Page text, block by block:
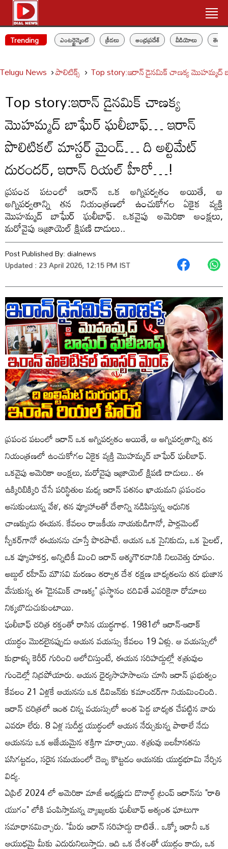
Trending ఎంటర్టైన్మెంట్ క్రీడలు ఆంధ్రప్రదేశ్ వీడియోలు
Telugu News పాలిటిక్స్‌ Top story:ఇరాన్ డైనమిక్ చాణక్య
Top story:ఇరాన్ డైనమిక్ చాణక్య
మొహమ్మద్ బాఘేర్ ఘలీబాఫ్… ఇరాన్
పొలిటికల్ మాస్టర్ మైండ్… ది అల్టిమేట్
దురందర్, ఇరాన్ రియల్ హీరో…!
ప్రపంచ పటంలో ఇరాన్ ఒక అగ్నిపర్వతం అయితే, ఆ
అగ్నిపర్వతాన్ని తన నియంత్రణలో ఉంచుకోగల ఏకైక వ్యక్తి
మొహమ్మద్ బాఘేర్ ఘలీబాఫ్. ఒకవైపు అమెరికా ఆంక్షలు,
మరోవైపు ఇజ్రాయెల్ క్షిపణి దాడులు..
Post Published By:dialnews
Updated : 23 April 2026, 12:15 PM IST
ప్రపంచ పటంలో ఇరాన్ ఒక అగ్నిపర్వతం అయితే, ఆ అగ్నిపర్వతాన్ని తన
నియంత్రణలో ఉంచుకోగల ఏకైక వ్యక్తి మొహమ్మద్ బాఘేర్ ఘలీబాఫ్.
ఒకవైపు అమెరికా ఆంక్షలు, మరోవైపు ఇజ్రాయెల్ క్షిపణి దాడులు.. ఈ
ఉక్కిరిబిక్కిరి చేసే పరిస్థితుల మధ్య ఇరాన్ పతనం ఖాయమని ప్రపంచం
అనుకుంటున్న వేళ, తన వ్యూహాలతో దేశాన్ని నడిపిస్తున్న ఆధునిక
చాణక్యుడు ఈయన. కేవలం రాజకీయ నాయకుడిగానో, పార్లమెంట్
స్పీకర్‌గానో ఈయనను చూస్తే పొరపాటే. ఆయన ఒక సైనికుడు, ఒక పైలట్,
ఒక వ్యూహకర్త, అన్నిటికీ మించి ఇరాన్ ఆత్మగౌరవానికి నిలువెత్తు రూపం.
అబ్దుల్ రహీమ్ మౌసవి మరణం తర్వాత దేశ రక్షణ బాధ్యతలను తన భుజాన
వేసుకున్న ఈ "డైనమిక్ చాణక్య" ప్రస్థానం చదివితే ఎవరికైనా రోమాలు
నిక్కబొడుచుకుంటాయి.
ఘలీబాఫ్ చరిత్ర రక్తంతో రాసిన యుద్ధగాథ. 1981లో ఇరాన్-ఇరాక్
యుద్ధం మొదలైనప్పుడు ఆయన వయస్సు కేవలం 19 ఏళ్లు. ఆ వయస్సులో
కుర్రాళ్ళు కెరీర్ గురించి ఆలోచిస్తుంటే, ఈయన సరిహద్దుల్లో శత్రువుల
గుండెల్లో నిద్రపోయారు. ఆయన ధైర్యసాహసాలను చూసి ఇరాన్ ప్రభుత్వం
కేవలం 21 ఏళ్లకే ఆయనను ఒక డివిజన్‌కు కమాండర్‌గా నియమించింది.
ఇరాన్ చరిత్రలో ఇంత చిన్న వయస్సులో అంత పెద్ద బాధ్యత చేపట్టిన వారు
ఎవరూ లేరు. 8 ఏళ్ల సుదీర్ఘ యుద్ధంలో ఆయన నేర్చుకున్న పాఠాలే నేడు
ఆయనను ఒక అజేయమైన శక్తిగా మార్చాయి. శత్రువు బలహీనతను
పసిగట్టడం, సరైన సమయంలో దెబ్బ కొట్టడం ఆయనకు యుద్ధభూమి నేర్పిన
విద్య.
ఏప్రిల్ 2024 లో అమెరికా మాజీ అధ్యక్షుడు డొనాల్డ్ ట్రంప్ ఇరాన్‌ను "రాతి
యుగం" లోకి పంపిస్తామన్న వ్యాఖ్యలకు ఘలీబాఫ్ అత్యంత ఘాటుగా
సమాధానమిచ్చారు. "మీరు ఇరాన్ సరిహద్దు దాటితే.. ఒక్కో ఇరానీ ఒక
ఆయుధమై మీకు ఎదురునిలుస్తాడు. ఇది ఒక దేశంతో యుద్ధం కాదు, ఒక